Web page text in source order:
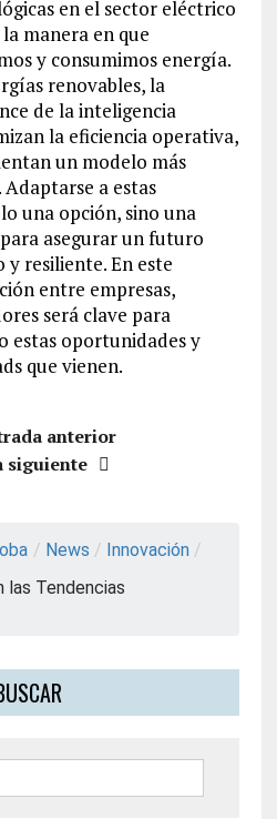
en el sector eléctrico
manera en que
y consumimos energía.
renovables, la
de la inteligencia
la eficiencia operativa,
un modelo más
Adaptarse a estas
una opción, sino una
asegurar un futuro
resiliente. En este
entre empresas,
será clave para
estas oportunidades y
que vienen.
anterior
siguiente
/ News / Innovación /
las Tendencias